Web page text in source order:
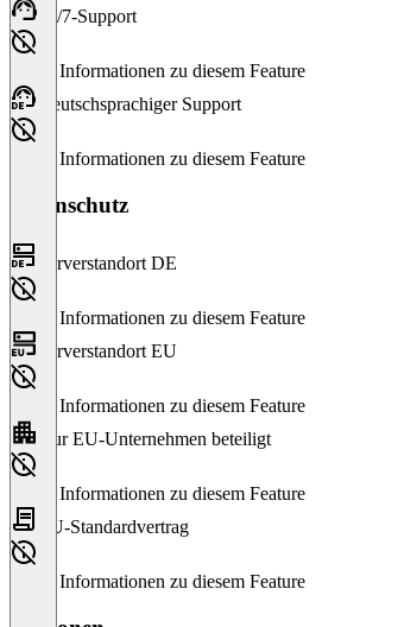
24/7-Support
Keine Informationen zu diesem Feature
Deutschsprachiger Support
Keine Informationen zu diesem Feature
Datenschutz
Serverstandort DE
Keine Informationen zu diesem Feature
Serverstandort EU
Keine Informationen zu diesem Feature
Nur EU-Unternehmen beteiligt
Keine Informationen zu diesem Feature
EU-Standardvertrag
Keine Informationen zu diesem Feature